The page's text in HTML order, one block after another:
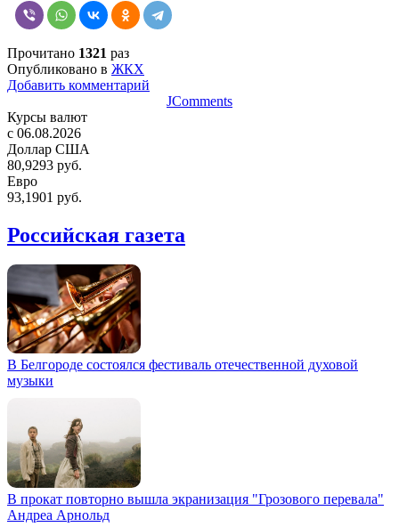
Прочитано 1321 раз
Опубликовано в ЖКХ
Добавить комментарий
JComments
Курсы валют
c 06.08.2026
Доллар США
80,9293 руб.
Евро
93,1901 руб.
Российская газета
В Белгороде состоялся фестиваль отечественной духовой
музыки
В прокат повторно вышла экранизация "Грозового перевала"
Андреа Арнольд